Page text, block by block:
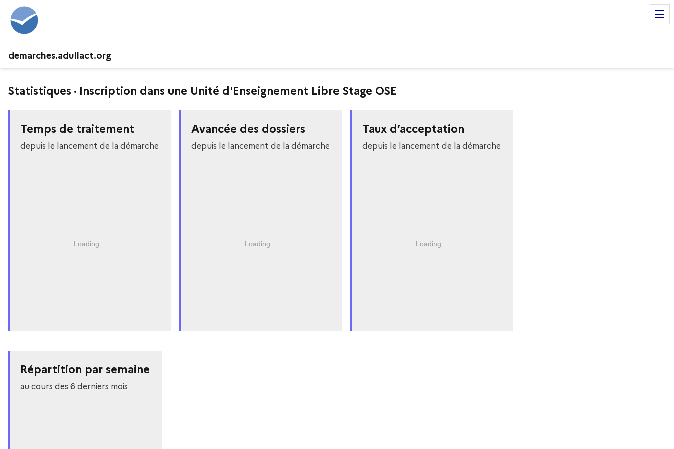
demarches.adullact.org
Statistiques · Inscription dans une Unité d'Enseignement Libre Stage OSE
Temps de traitement
depuis le lancement de la démarche
Loading...
Avancée des dossiers
depuis le lancement de la démarche
Loading...
Taux d’acceptation
depuis le lancement de la démarche
Loading...
Répartition par semaine
au cours des 6 derniers mois